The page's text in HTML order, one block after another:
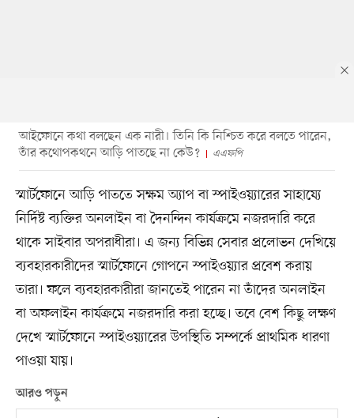
আইফোনে কথা বলছেন এক নারী। তিনি কি নিশ্চিত করে বলতে পারেন,
তাঁর কথোপকথনে আড়ি পাতছে না কেউ?
এএফপি
স্মার্টফোনে আড়ি পাততে সক্ষম অ্যাপ বা স্পাইওয়্যারের সাহায্যে
নির্দিষ্ট ব্যক্তির অনলাইন বা দৈনন্দিন কার্যক্রমে নজরদারি করে
থাকে সাইবার অপরাধীরা। এ জন্য বিভিন্ন সেবার প্রলোভন দেখিয়ে
ব্যবহারকারীদের স্মার্টফোনে গোপনে স্পাইওয়্যার প্রবেশ করায়
তারা। ফলে ব্যবহারকারীরা জানতেই পারেন না তাঁদের অনলাইন
বা অফলাইন কার্যক্রমে নজরদারি করা হচ্ছে। তবে বেশ কিছু লক্ষণ
দেখে স্মার্টফোনে স্পাইওয়্যারের উপস্থিতি সম্পর্কে প্রাথমিক ধারণা
পাওয়া যায়।
আরও পড়ুন